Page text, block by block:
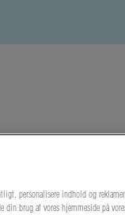
personalisere indhold og
brug af vores hjemmeside på